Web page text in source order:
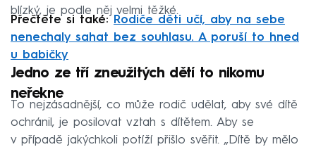
blízký, je podle něj velmi těžké.
Přečtěte si také: Rodiče děti učí, aby na sebe
nenechaly sahat bez souhlasu. A poruší to hned
u babičky
Jedno ze tří zneužitých dětí to nikomu
neřekne
To nejzásadnější, co může rodič udělat, aby své dítě
ochránil, je posilovat vztah s dítětem. Aby se
v případě jakýchkoli potíží přišlo svěřit. „Dítě by mělo